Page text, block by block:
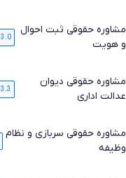
مشاوره حقوقی ثبت احوال
و هویت
3.0 هزار
مشاوره حقوقی دیوان
عدالت اداری
3.3 هزار
مشاوره حقوقی سربازی و نظام
وظیفه